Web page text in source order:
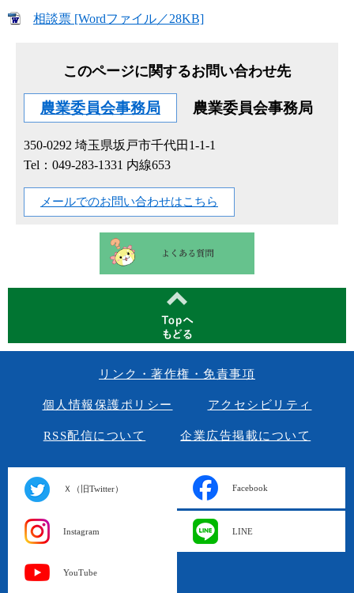
相談票 [Wordファイル／28KB]
このページに関するお問い合わせ先
農業委員会事務局 農業委員会事務局
350-0292 埼玉県坂戸市千代田1-1-1
Tel：049-283-1331 内線653
メールでのお問い合わせはこちら
リンク・著作権・免責事項
個人情報保護ポリシー アクセシビリティ
RSS配信について 企業広告掲載について
Ｘ（旧Twitter） Facebook
Instagram LINE
YouTube